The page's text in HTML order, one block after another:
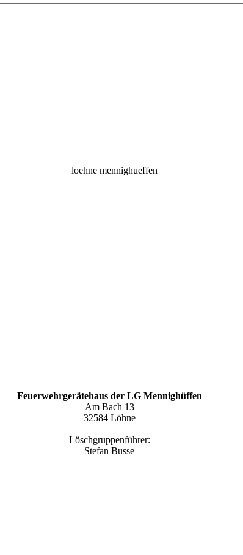
Feuerwehrgerätehaus der LG Mennighüffen
Am Bach 13
32584 Löhne
Löschgruppenführer:
Stefan Busse